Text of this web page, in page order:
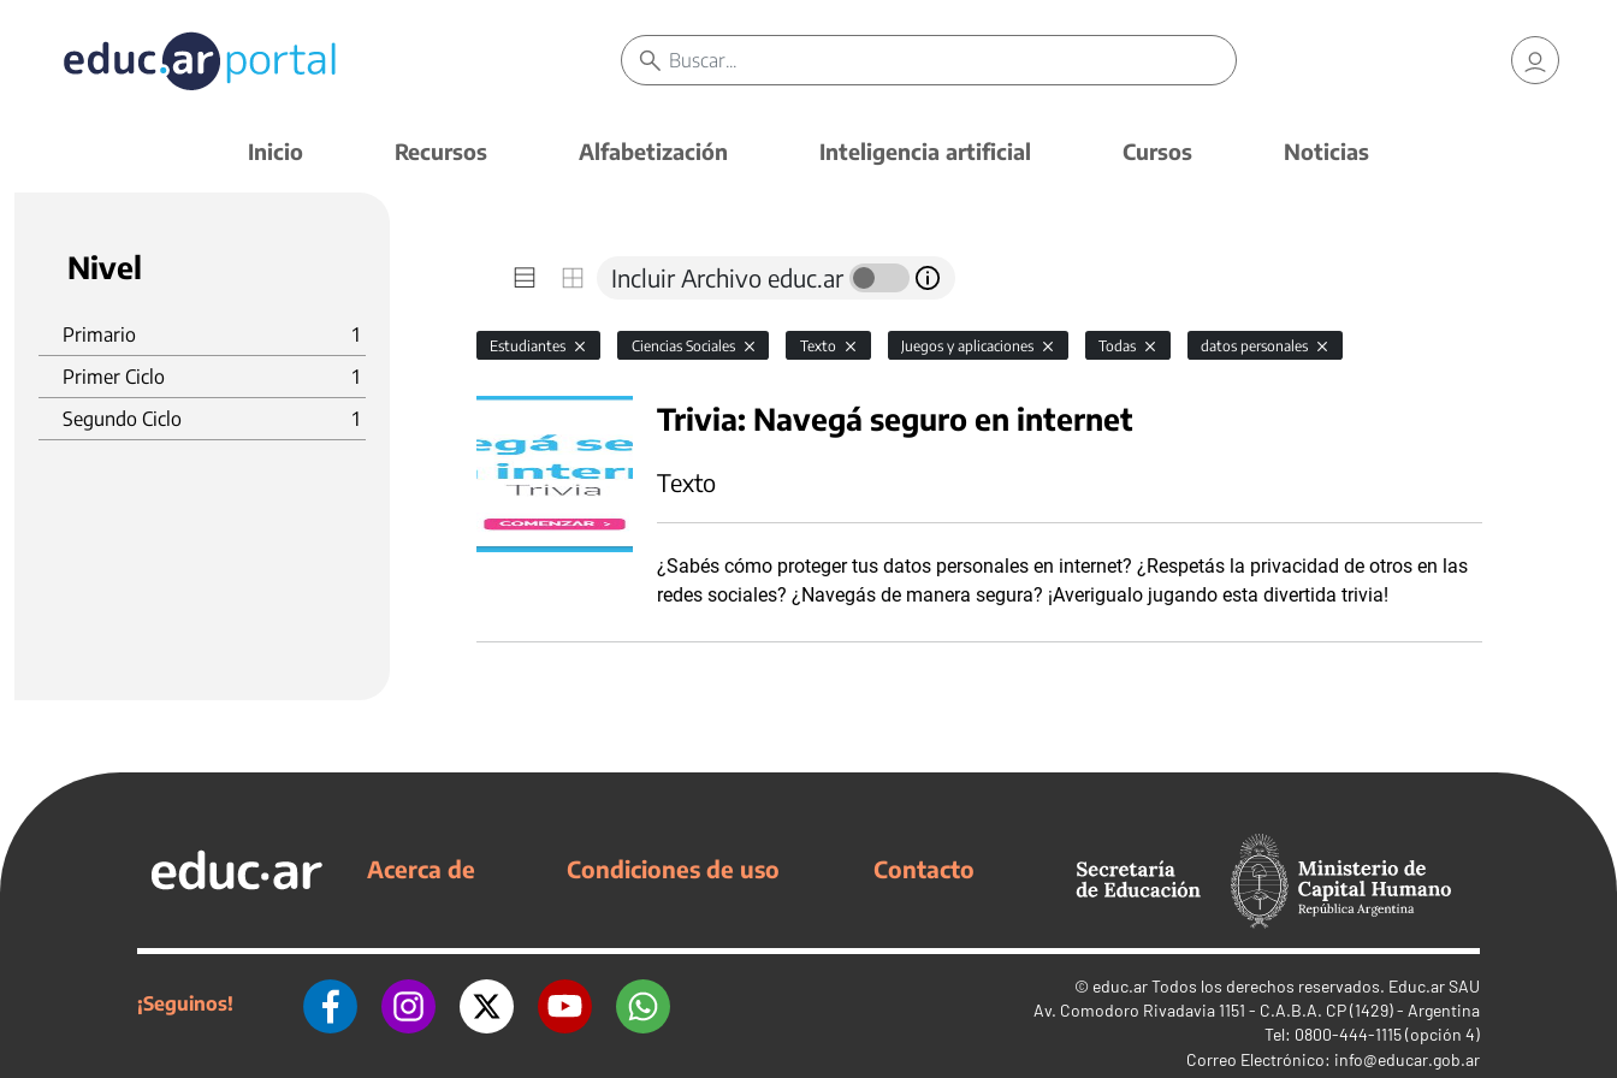
Inicio Recursos Alfabetización Inteligencia artificial Cursos Noticias
Nivel
Primario
1
Primer Ciclo
1
Segundo Ciclo
1
Incluir Archivo educ.ar
Estudiantes Ciencias Sociales Texto Juegos y aplicaciones Todas datos personales
Trivia: Navegá seguro en internet
Texto
¿Sabés cómo proteger tus datos personales en internet? ¿Respetás la privacidad de otros en las
redes sociales? ¿Navegás de manera segura? ¡Averigualo jugando esta divertida trivia!
Acerca de Condiciones de uso Contacto
¡Seguinos!
© educ.arTodos los derechos reservados. Educ.ar SAU
Av. Comodoro Rivadavia 1151 - C.A.B.A. CP (1429) - Argentina
Tel: 0800-444-1115 (opción 4)
Correo Electrónico: info@educar.gob.ar